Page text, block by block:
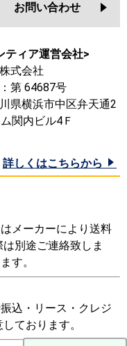
お問い合わせ
ティア運営会社>
式会社
第 64687号
県横浜市中区弁天通2
関内ビル4Ｆ
詳しくはこちらから
メーカーにより送料
別途ご連絡致しま
す。
込・リース・クレジ
ております。